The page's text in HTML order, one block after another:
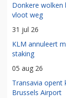
Donkere wolken
vloot weg
31 jul 26
KLM annuleert
staking
05 aug 26
Transavia opent
Brussels Airport